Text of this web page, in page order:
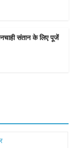
संतान के लिए पूजें